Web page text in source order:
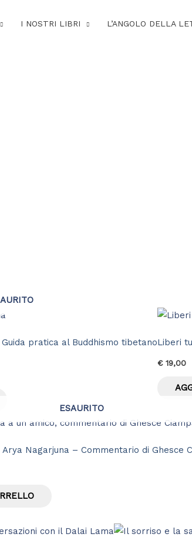
I NOSTRI LIBRI L’ANGOLO DELLA
pratica al Buddhismo tibetanoLiberi
€19,00
ESAURITO
Nagarjuna – Commentario di Ghesce